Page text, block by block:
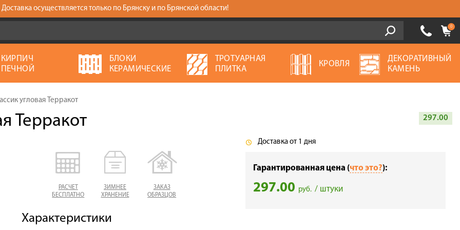
Доставка осуществляется только по Брянску и по Брянской области!
0
КИРПИЧ
ПЕЧНОЙ
БЛОКИ
КЕРАМИЧЕСКИЕ
ТРОТУАРНАЯ
ПЛИТКА
КРОВЛЯ
ДЕКОРАТИВНЫЙ
КАМЕНЬ
угловая Терракот
Терракот 297.00
РАСЧЕТ
БЕСПЛАТНО
ЗИМНЕЕ
ХРАНЕНИЕ
ЗАКАЗ
ОБРАЗЦОВ
Характеристики
Доставка от 1 дня
Гарантированная цена (что это?):
297.00 руб. / штуки